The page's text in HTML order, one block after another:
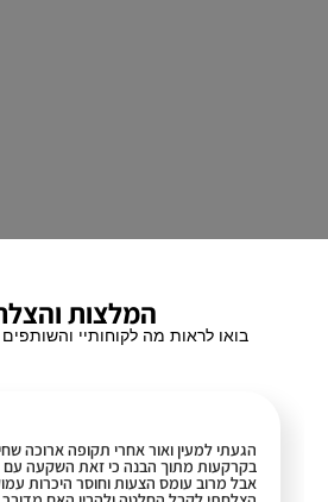
הגעתי למעין ואור אחרי תקופה ארוכה
בקרקעות מתוך הבנה כי זאת השקעה עם
אבל מרוב עומס הצעות וחוסר היכרות
המלצות
בואו לראות מה לקוחותיי